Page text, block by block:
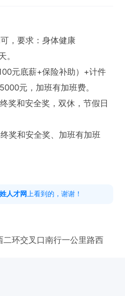
，要求：身体健康
。
元底薪+保险补助）+计件
元，加班有加班费。
奖和安全奖，双休，节假日
奖和安全奖、加班有加班
成生产任务。
人才网 上看到的，谢谢！
环交叉口南行一公里路西